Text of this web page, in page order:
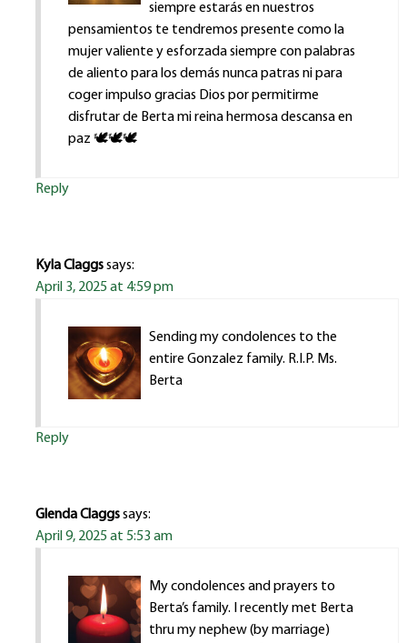
siempre estarás en nuestros
pensamientos te tendremos presente como la
mujer valiente y esforzada siempre con palabras
de aliento para los demás nunca patras ni para
coger impulso gracias Dios por permitirme
disfrutar de Berta mi reina hermosa descansa en
paz 🕊️🕊️🕊️
Reply
Kyla Claggssays:
April 3, 2025 at 4:59 pm
Sending my condolences to the
entire Gonzalez family. R.I.P. Ms.
Berta
Reply
Glenda Claggssays:
April 9, 2025 at 5:53 am
My condolences and prayers to
Berta’s family. I recently met Berta
thru my nephew (by marriage)